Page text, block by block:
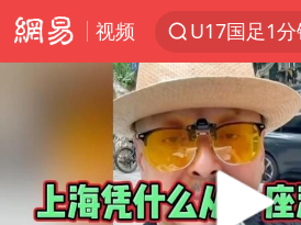
视频
U17国足1
五粮液渠道
宇树科技发
吉林一“温